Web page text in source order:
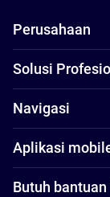
Perusahaan
Solusi
Navigasi
Aplikasi
Butuh bantuan